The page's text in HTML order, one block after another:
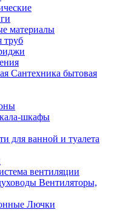
материалы
труб
Сантехника бытовая
шкафы
для ванной и туалета
вентиляции
Вентиляторы,
Лючки